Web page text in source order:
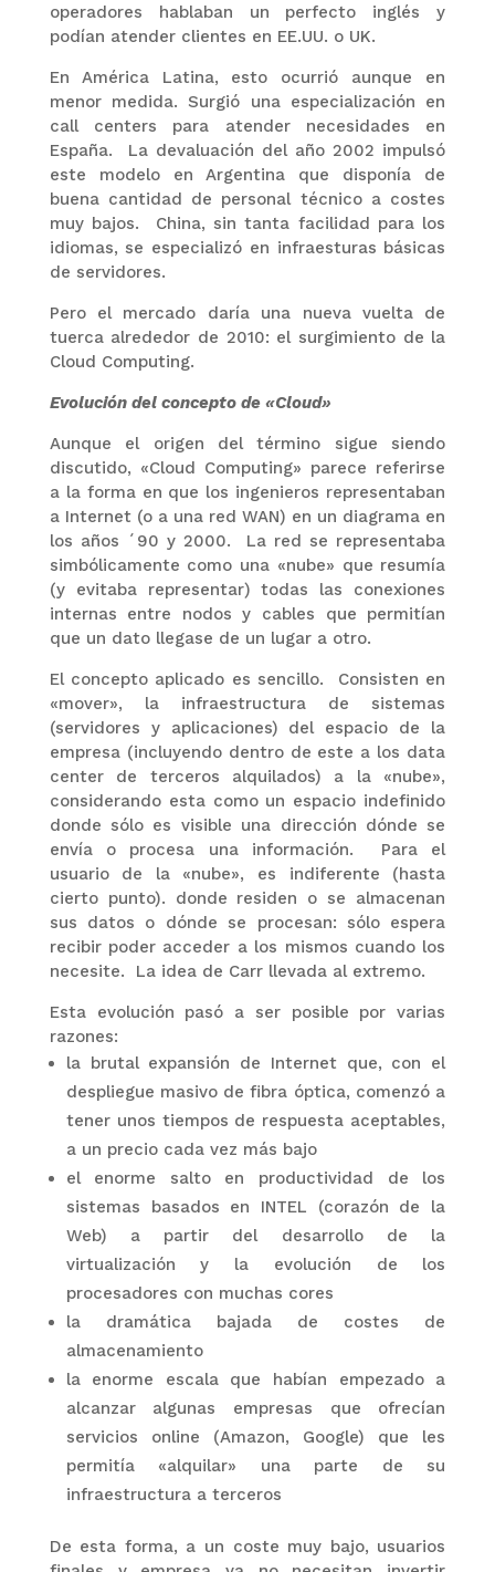
operadores hablaban un perfecto inglés y
podían atender clientes en EE.UU. o UK.
En América Latina, esto ocurrió aunque en
menor medida. Surgió una especialización en
call centers para atender necesidades en
España. La devaluación del año 2002 impulsó
este modelo en Argentina que disponía de
buena cantidad de personal técnico a costes
muy bajos. China, sin tanta facilidad para los
idiomas, se especializó en infraesturas básicas
de servidores.
Pero el mercado daría una nueva vuelta de
tuerca alrededor de 2010: el surgimiento de la
Cloud Computing.
Evolución del concepto de «Cloud»
Aunque el origen del término sigue siendo
discutido, «Cloud Computing» parece referirse
a la forma en que los ingenieros representaban
a Internet (o a una red WAN) en un diagrama en
los años ´90 y 2000. La red se representaba
simbólicamente como una «nube» que resumía
(y evitaba representar) todas las conexiones
internas entre nodos y cables que permitían
que un dato llegase de un lugar a otro.
El concepto aplicado es sencillo. Consisten en
«mover», la infraestructura de sistemas
(servidores y aplicaciones) del espacio de la
empresa (incluyendo dentro de este a los data
center de terceros alquilados) a la «nube»,
considerando esta como un espacio indefinido
donde sólo es visible una dirección dónde se
envía o procesa una información. Para el
usuario de la «nube», es indiferente (hasta
cierto punto). donde residen o se almacenan
sus datos o dónde se procesan: sólo espera
recibir poder acceder a los mismos cuando los
necesite. La idea de Carr llevada al extremo.
Esta evolución pasó a ser posible por varias
razones:
la brutal expansión de Internet que, con el
despliegue masivo de fibra óptica, comenzó a
tener unos tiempos de respuesta aceptables,
a un precio cada vez más bajo
el enorme salto en productividad de los
sistemas basados en INTEL (corazón de la
Web) a partir del desarrollo de la
virtualización y la evolución de los
procesadores con muchas cores
la dramática bajada de costes de
almacenamiento
la enorme escala que habían empezado a
alcanzar algunas empresas que ofrecían
servicios online (Amazon, Google) que les
permitía «alquilar» una parte de su
infraestructura a terceros
De esta forma, a un coste muy bajo, usuarios